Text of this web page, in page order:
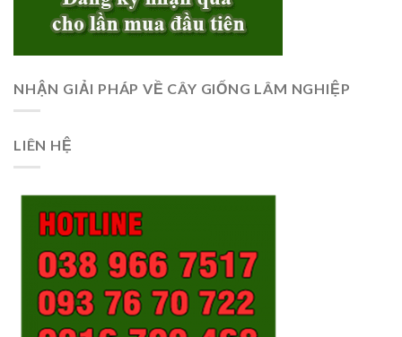
NHẬN GIẢI PHÁP VỀ CÂY GIỐNG LÂM NGHIỆP
LIÊN HỆ